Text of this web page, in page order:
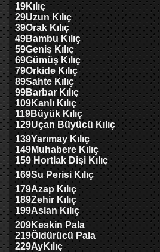
19Kılıç
29Uzun Kılıç
39Orak Kılıç
49Bambu Kılıç
59Geniş Kılıç
69Gümüş Kılıç
79Orkide Kılıç
89Sahte Kılıç
99Barbar Kılıç
109Kanlı Kılıç
119Büyük Kılıç
129Uçan Büyücü Kılıç
139Yarımay Kılıç
149Muhabere Kılıç
159 Hortlak Dişi Kılıç
169Su Perisi Kılıç
179Azap Kılıç
189Zehir Kılıç
199Aslan Kılıç
209Keskin Pala
219Öldürücü Pala
229AyKılıç